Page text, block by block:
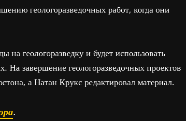
геологоразведочных работ, когда они
геологоразведку и будет использовать
На завершение геологоразведочных проектов
а Натан Крукс редактировал материал.
.